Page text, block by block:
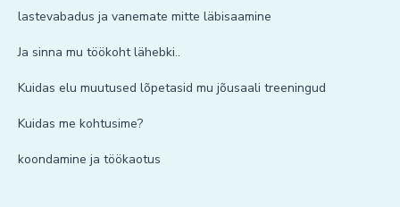
lastevabadus ja vanemate mitte läbisaamine
Ja sinna mu töökoht lähebki..
Kuidas elu muutused lõpetasid mu jõusaali treeningud
Kuidas me kohtusime?
koondamine ja töökaotus